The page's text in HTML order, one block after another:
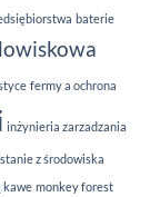
baterie
fermy a ochrona
inżynieria zarzadzania
z środowiska
kawe monkey forest